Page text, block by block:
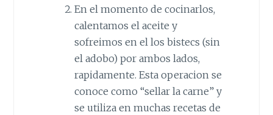
En el momento de cocinarlos,
calentamos el aceite y
sofreimos en el los bistecs (sin
el adobo) por ambos lados,
rapidamente. Esta operacion se
conoce como “sellar la carne” y
se utiliza en muchas recetas de